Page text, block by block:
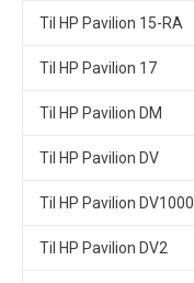
Til HP Pavilion 15-RA
Til HP Pavilion 17
Til HP Pavilion DM
Til HP Pavilion DV
Til HP Pavilion DV1000
Til HP Pavilion DV2